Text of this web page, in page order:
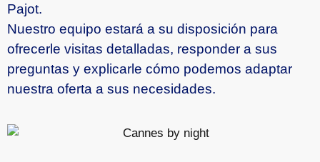
Pajot.
Nuestro equipo estará a su disposición para
ofrecerle visitas detalladas, responder a sus
preguntas y explicarle cómo podemos adaptar
nuestra oferta a sus necesidades.